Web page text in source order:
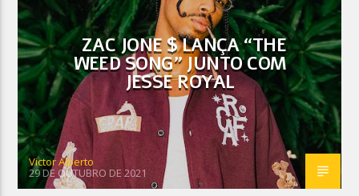
Planeta Reggae
ZAC JONE $ LANÇA “THE
WEED SONG” JUNTO COM
JESSE ROYAL
Victor Alberto
29 DE OUTUBRO DE 2021